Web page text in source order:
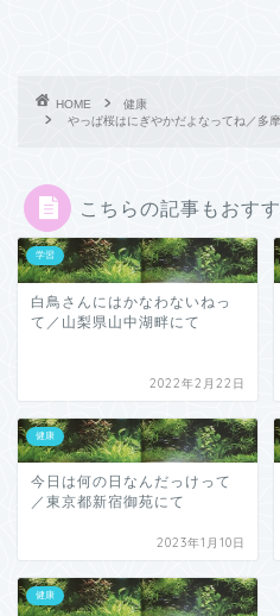
HOME
健康
やっぱ桜はにぎやかだよなってね／多
こちらの記事もおすす
学習
白鳥さんにはかなわないねっ
て／山梨県山中湖畔にて
2022年2月22日
健康
今日は何の日なんだっけって
／東京都新宿御苑にて
2023年1月10日
健康